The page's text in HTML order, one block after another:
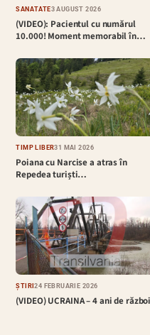
SĂNĂTATE3 AUGUST 2026
(VIDEO): Pacientul cu numărul
10.000! Moment memorabil în…
TIMP LIBER31 MAI 2026
Poiana cu Narcise a atras în
Repedea turiști…
ȘTIRI24 FEBRUARIE 2026
(VIDEO) UCRAINA – 4 ani de război